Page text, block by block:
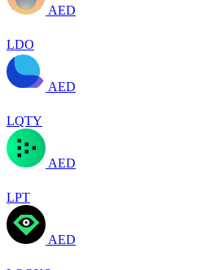
AED
LDO
AED
LQTY
AED
LPT
AED